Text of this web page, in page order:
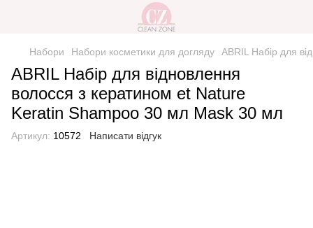
Набори Набори косметики для догляду ABRIL Набір для
ABRIL Набір для відновлення
волосся з кератином et Nature
Keratin Shampoo 30 мл Mask 30 мл
Артикул: 10572 Написати відгук